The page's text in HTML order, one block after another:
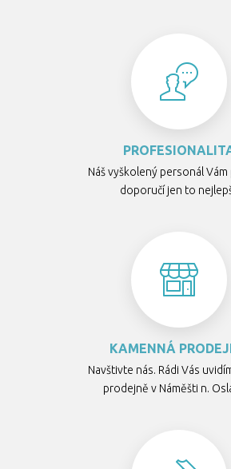
Náš vyškolený personál Vám
doporučí jen to
KAMENNÁ
Navštivte nás. Rádi Vás
prodejně v Náměšti n.